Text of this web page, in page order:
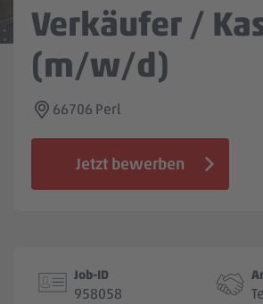
Zentrale &
Mein
Jobbörse
Verkäufer /
(m/w/d)
66706 Perl
Jetzt bewerben
Job-ID
958058